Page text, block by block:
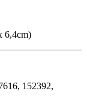
6,4cm)
152392,